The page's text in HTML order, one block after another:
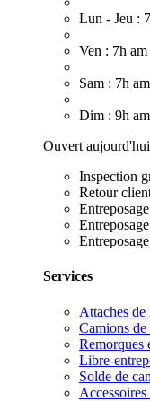
Lun - Jeu :
Ven : 7h
Sam : 7h
Dim : 9h
Ouvert
Inspection
Retour
Services
Attaches de
Camions de
Remorques
Libre-
Solde de